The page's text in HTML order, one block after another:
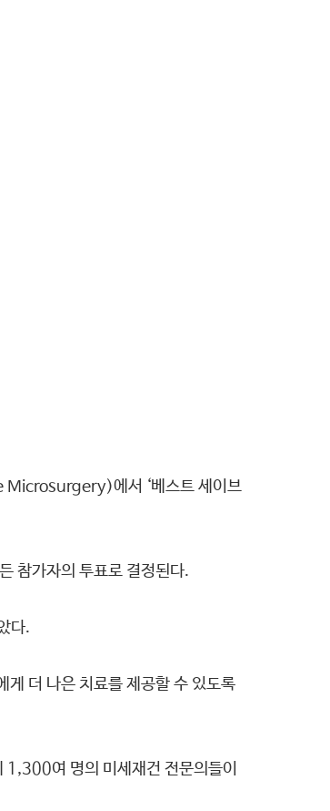
Microsurgery)에서 ‘베스트 세이브
참가자의 투표로 결정된다.
다.
게 더 나은 치료를 제공할 수 있도록
여 명의 미세재건 전문의들이